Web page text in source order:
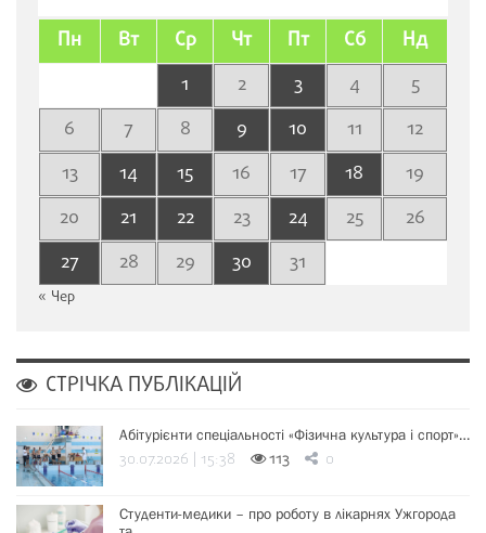
Пн Вт Ср Чт Пт Сб Нд
1 2 3 4
5
6
7 8 9 10 11
12
13
14 15 16 17 18
19
20
21 22 23 24 25
26
27
28 29 30 31
« Чер
СТРІЧКА ПУБЛІКАЦІЙ
Абітурієнти спеціальності «Фізична культура і спорт»…
30.07.2026 | 15:38 113 0
Студенти-медики – про роботу в лікарнях Ужгорода